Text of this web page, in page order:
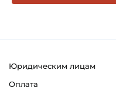
Юридическим лицам
Оплата